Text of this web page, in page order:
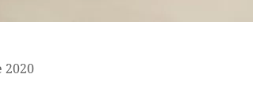
2020